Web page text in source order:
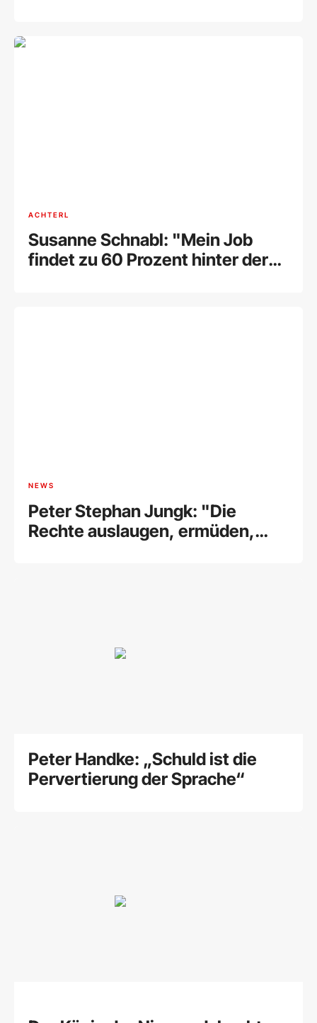
ACHTERL
Susanne Schnabl: "Mein Job
findet zu 60 Prozent hinter der
NEWS
Peter Stephan Jungk: "Die
Rechte auslaugen, ermüden,
Peter Handke: „Schuld ist die
Pervertierung der Sprache“